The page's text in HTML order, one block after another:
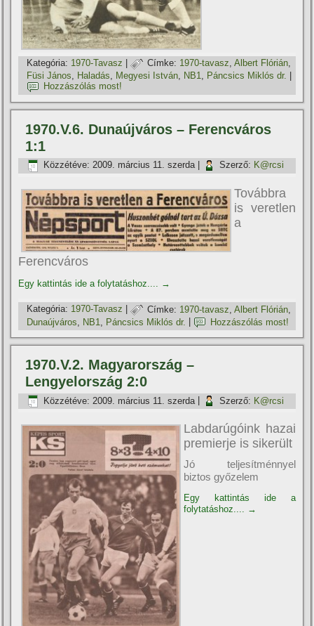
Kategória: 1970-Tavasz | Címke: 1970-tavasz,Albert Flórián,
Füsi János
Haladás Megyesi István NB1 Páncsics Miklós dr. |
Hozzászólás most!
1970.V.6. Dunaújváros – Ferencváros
1:1
Közzétéve: 2009. március 11. szerda| Szerző: K@rcsi
Továbbra
is veretlen
a
Ferencváros
Egy kattintás ide a folytatáshoz.... →
Kategória: 1970-Tavasz | Címke: 1970-tavasz ,Albert Flórián
Dunaújváros
NB1 Páncsics Miklós dr. Hozzászólás most!
1970.V.2. Magyarország –
Lengyelország 2:0
Közzétéve: 2009. március 11. szerda Szerző: K@rcsi
Labdarúgóink hazai
premierje is sikerült
Jó teljesítménnyel
biztos győzelem
Egy kattintás ide a
folytatáshoz.... →